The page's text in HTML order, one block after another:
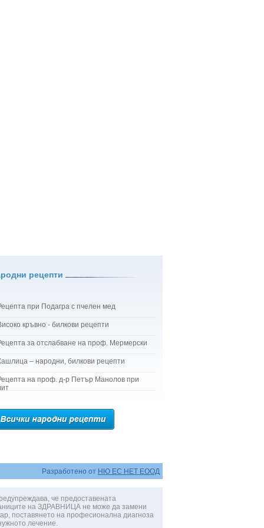
рецепти
при Подагра с пчелен мед
кръвно - билкови рецепти
за отслабване на проф. Мермерски
– народни, билкови рецепти
на проф. д-р Петър Манолов при
Разработено от НЮ ЕС НЕТ ЕООД
че предоставената
на ЗДРАВНИЦА не може да замени
поставянето на професионална диагноза
лечение.